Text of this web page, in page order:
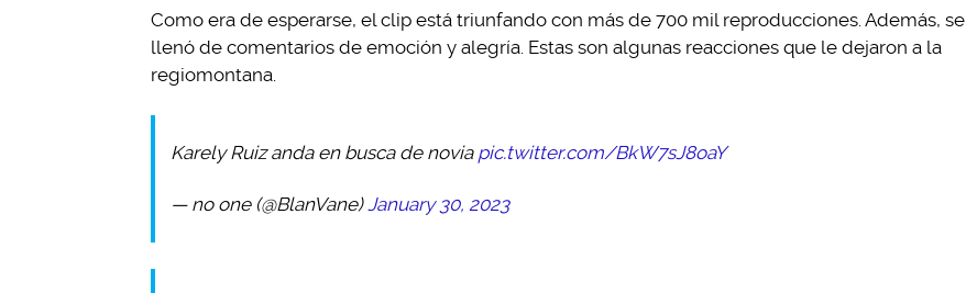
Como era de esperarse, el clip está triunfando con más de 700 mil reproducciones. Además, se
llenó de comentarios de emoción y alegría. Estas son algunas reacciones que le dejaron a la
regiomontana.
Karely Ruiz anda en busca de novia pic.twitter.com/BkW7sJ8oaY
— no one (@BlanVane)January 30, 2023